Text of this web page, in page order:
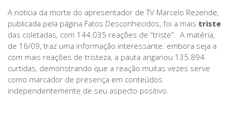
A notícia da morte do apresentador de TV Marcelo Rezende,
publicada pela página Fatos Desconhecidos, foi a mais triste
das coletadas, com 144.035 reações de “triste”. A matéria,
de 16/09, traz uma informação interessante: embora seja a
com mais reações de tristeza, a pauta angariou 135.894
curtidas, demonstrando que a reação muitas vezes serve
como marcador de presença em conteúdos
independentemente de seu aspecto positivo.